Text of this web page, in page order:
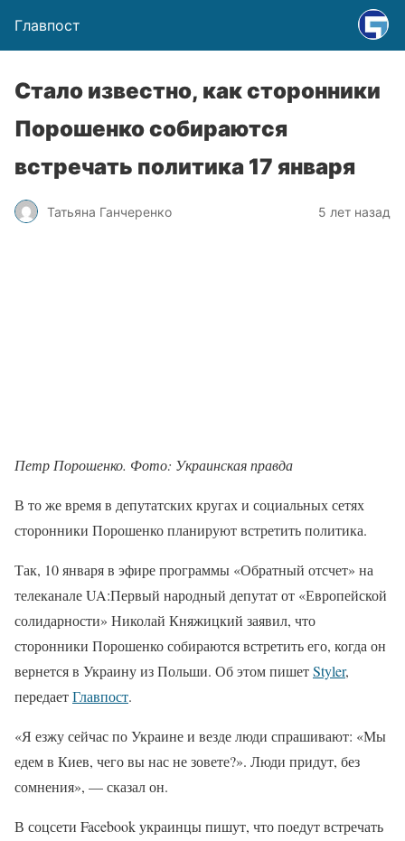
Главпост
Стало известно, как сторонники
Порошенко собираются
встречать политика 17 января
Татьяна Ганчеренко 5 лет назад
Петр Порошенко. Фото: Украинская правда
В то же время в депутатских кругах и социальных сетях
сторонники Порошенко планируют встретить политика.
Так, 10 января в эфире программы «Обратный отсчет» на
телеканале UA:Первый народный депутат от «Европейской
солидарности» Николай Княжицкий заявил, что
сторонники Порошенко собираются встретить его, когда он
вернется в Украину из Польши. Об этом пишетStyler,
передаетГлавпост.
«Я езжу сейчас по Украине и везде люди спрашивают: «Мы
едем в Киев, чего вы нас не зовете?». Люди придут, без
сомнения», — сказал он.
В соцсети Facebook украинцы пишут, что поедут встречать